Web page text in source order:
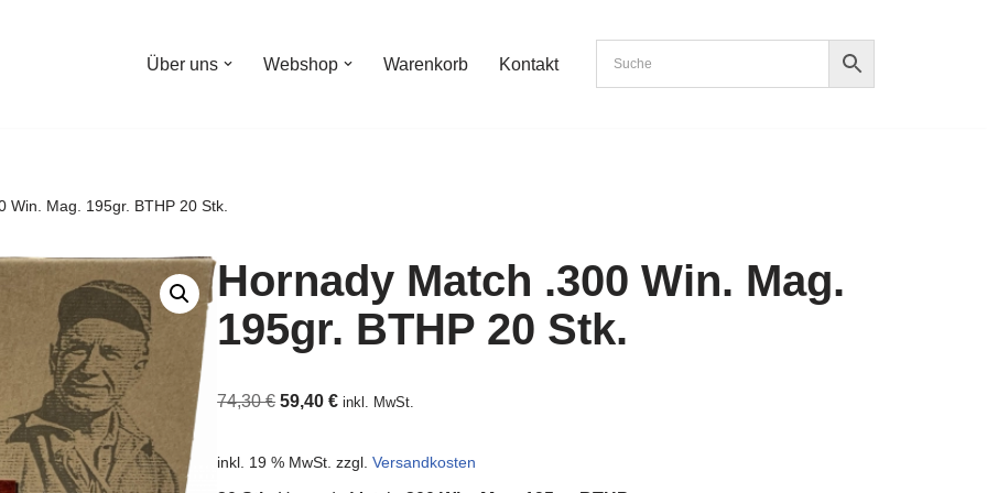
Über uns Webshop Warenkorb Kontakt
Win. Mag. 195gr. BTHP 20 Stk.
Hornady Match .300 Win. Mag.
195gr. BTHP 20 Stk.
74,30€ 59,40€ inkl. MwSt.
inkl. 19 % MwSt. zzgl.Versandkosten